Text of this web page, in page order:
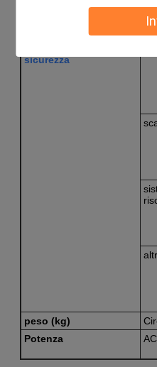
Dispositivo di
sicurezza
peso (kg)
Potenza